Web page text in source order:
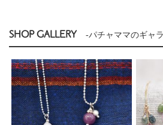
SHOP GALLERY -パチャママのギャ